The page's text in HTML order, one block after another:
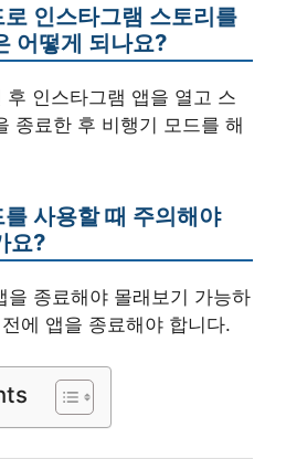
인스타그램 스토리를
어떻게 되나요?
인스타그램 앱을 열고 스
종료한 후 비행기 모드를 해
사용할 때 주의해야
요?
종료해야 몰래보기 가능하
에 앱을 종료해야 합니다.